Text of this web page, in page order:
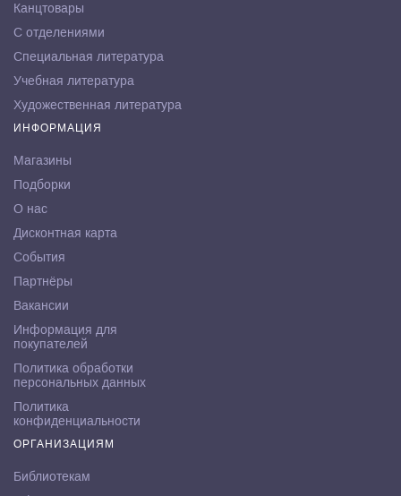
Канцтовары
С отделениями
Специальная литература
Учебная литература
Художественная литература
ИНФОРМАЦИЯ
Магазины
Подборки
О нас
Дисконтная карта
События
Партнёры
Вакансии
Информация для
покупателей
Политика обработки
персональных данных
Политика
конфиденциальности
ОРГАНИЗАЦИЯМ
Библиотекам